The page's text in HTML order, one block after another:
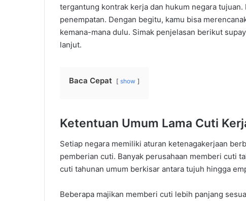
tergantung kontrak kerja dan hukum negara
penempatan. Dengan begitu, kamu bisa
kemana-mana dulu. Simak penjelasan berikut
lanjut.
Baca Cepat show
Ketentuan Umum Lama Cuti
Setiap negara memiliki aturan ketenagakerjaan
pemberian cuti. Banyak perusahaan memberi cuti
cuti tahunan umum berkisar antara tujuh hingga
Beberapa majikan memberi cuti lebih panjang